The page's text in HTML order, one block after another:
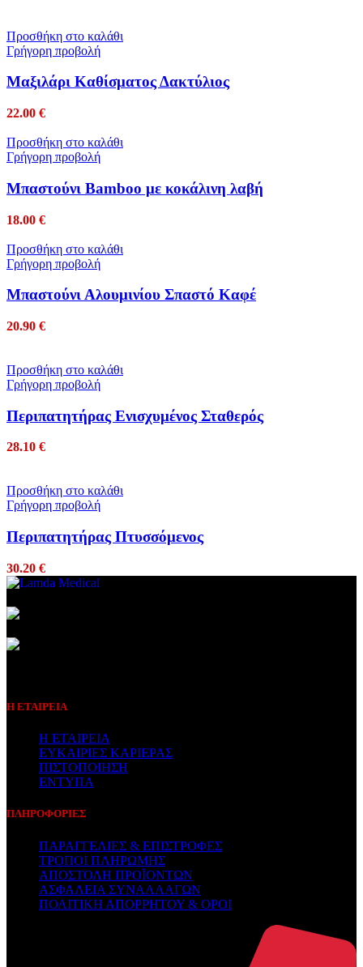
Προσθήκη στο καλάθι
Γρήγορη προβολή
Mαξιλάρι Καθίσματος Δακτύλιος
22.00 €
Προσθήκη στο καλάθι
Γρήγορη προβολή
Μπαστούνι Bamboo με κοκάλινη λαβή
18.00 €
Προσθήκη στο καλάθι
Γρήγορη προβολή
Μπαστούνι Αλουμινίου Σπαστό Καφέ
20.90 €
Προσθήκη στο καλάθι
Γρήγορη προβολή
Περιπατητήρας Ενισχυμένος Σταθερός
28.10 €
Προσθήκη στο καλάθι
Γρήγορη προβολή
Περιπατητήρας Πτυσσόμενος
30.20 €
Η ΕΤΑΙΡΕΙΑ
Η ΕΤΑΙΡΕΙΑ
ΕΥΚΑΙΡΙΕΣ ΚΑΡΙΕΡΑΣ
ΠΙΣΤΟΠΟΙΗΣΗ
ΕΝΤΥΠΑ
ΠΛΗΡΟΦΟΡΙΕΣ
ΠΑΡΑΓΓΕΛΙΕΣ & ΕΠΙΣΤΡΟΦΕΣ
ΤΡΟΠΟΙ ΠΛΗΡΩΜΗΣ
ΑΠΟΣΤΟΛΗ ΠΡΟΪΟΝΤΩΝ
ΑΣΦΑΛΕΙΑ ΣΥΝΑΛΛΑΓΩΝ
ΠΟΛΙΤΙΚΗ ΑΠΟΡΡΗΤΟΥ & ΟΡΟΙ